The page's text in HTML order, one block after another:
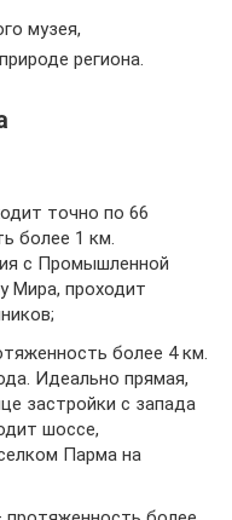
музея,
региона.
точно по 66
более 1 км.
с Промышленной
Мира, проходит
более 4 км.
Идеально прямая,
застройки с запада
шоссе,
Парма на